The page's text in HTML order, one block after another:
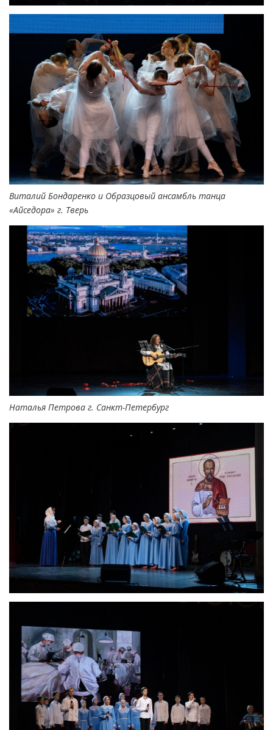
Виталий Бондаренко и Образцовый ансамбль танца
«Айседора» г. Тверь
Наталья Петрова г. Санкт-Петербург